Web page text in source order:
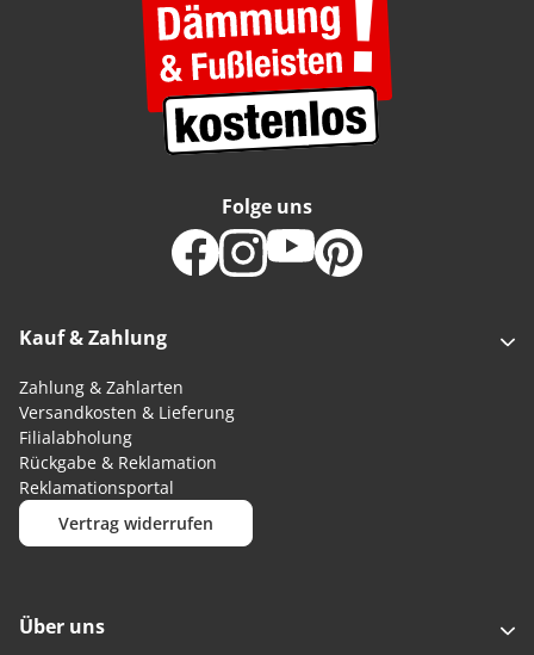
Kauf & Zahlung
Zahlung & Zahlarten
Versandkosten & Lieferung
Filialabholung
Rückgabe & Reklamation
Reklamationsportal
Vertrag widerrufen
Folge uns
Über uns